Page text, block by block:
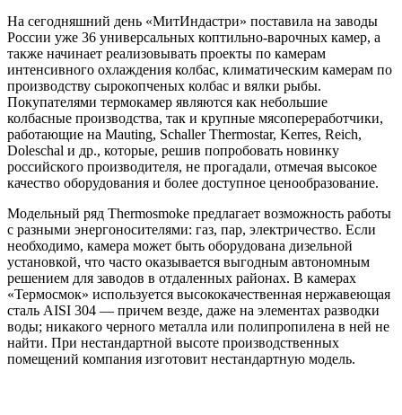
На сегодняшний день «МитИндастри» поставила на заводы
России уже 36 универсальных коптильно-варочных камер, а
также начинает реализовывать проекты по камерам
интенсивного охлаждения колбас, климатическим камерам по
производству сырокопченых колбас и вялки рыбы.
Покупателями термокамер являются как небольшие
колбасные производства, так и крупные мясопереработчики,
работающие на Mauting, Schaller Thermostar, Kerres, Reich,
Doleschal и др., которые, решив попробовать новинку
российского производителя, не прогадали, отмечая высокое
качество оборудования и более доступное ценообразование.
Модельный ряд Thermosmoke предлагает возможность работы
с разными энергоносителями: газ, пар, электричество. Если
необходимо, камера может быть оборудована дизельной
установкой, что часто оказывается выгодным автономным
решением для заводов в отдаленных районах. В камерах
«Термосмок» используется высококачественная нержавеющая
сталь AISI 304 — причем везде, даже на элементах разводки
воды; никакого черного металла или полипропилена в ней не
найти. При нестандартной высоте производственных
помещений компания изготовит нестандартную модель.